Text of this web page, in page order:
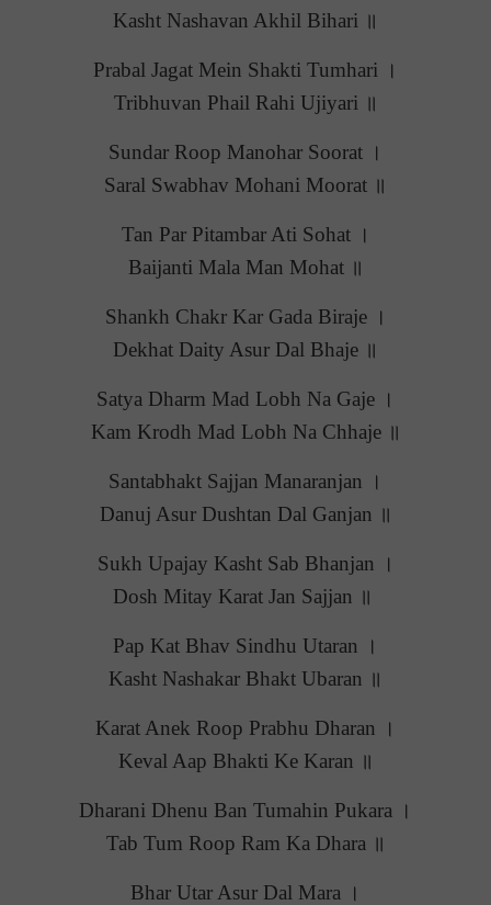
Kasht Nashavan Akhil Bihari ॥
Prabal Jagat Mein Shakti Tumhari ।
Tribhuvan Phail Rahi Ujiyari ॥
Sundar Roop Manohar Soorat ।
Saral Swabhav Mohani Moorat ॥
Tan Par Pitambar Ati Sohat ।
Baijanti Mala Man Mohat ॥
Shankh Chakr Kar Gada Biraje ।
Dekhat Daity Asur Dal Bhaje ॥
Satya Dharm Mad Lobh Na Gaje ।
Kam Krodh Mad Lobh Na Chhaje ॥
Santabhakt Sajjan Manaranjan ।
Danuj Asur Dushtan Dal Ganjan ॥
Sukh Upajay Kasht Sab Bhanjan ।
Dosh Mitay Karat Jan Sajjan ॥
Pap Kat Bhav Sindhu Utaran ।
Kasht Nashakar Bhakt Ubaran ॥
Karat Anek Roop Prabhu Dharan ।
Keval Aap Bhakti Ke Karan ॥
Dharani Dhenu Ban Tumahin Pukara ।
Tab Tum Roop Ram Ka Dhara ॥
Bhar Utar Asur Dal Mara ।